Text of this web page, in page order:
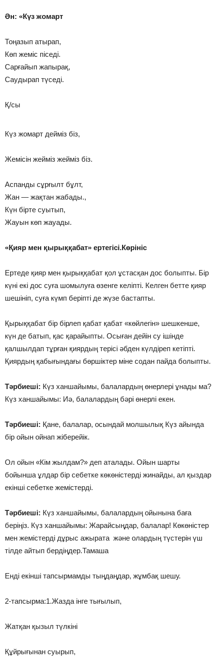
Ән: «Күз жомарт
Тоңазып атырап,
Көп жеміс піседі.
Сарғайып жапырақ,
Саудырап түседі.
Қ/сы
Күз жомарт дейміз біз,
Жемісін жейміз жейміз біз.
Аспанды сұрғылт бұлт,
Жан — жақтан жабады.,
Күн бірте суытып,
Жауын көп жауады.
«Қияр мен қырыққабат» ертегісі.Көрініс
Ертеде қияр мен қырыққабат қол ұстасқан дос болыпты. Бір
күні екі дос суға шомылуға өзенге келіпті. Келген бетте қияр
шешініп, суға күмп беріпті де жүзе бастапты.
Қырыққабат бір бірлеп қабат қабат «көйлегін» шешкенше,
күн де батып, қас қарайыпты. Осыған дейін су ішінде
қалшылдап тұрған қиярдың терісі әбден күлдіреп кетіпті.
Қиярдың қабығындағы бөршіктер міне содан пайда болыпты.
Тәрбиеші: Күз ханшайымы, балалардың өнерлері ұнады ма?
Күз ханшайымы: Иә, балалардың бәрі өнерлі екен.
Тәрбиеші: Қане, балалар, осындай молшылық Күз айында
бір ойын ойнап жіберейік.
Ол ойын «Кім жылдам?» деп аталады. Ойын шарты
бойынша ұлдар бір себетке көкөністерді жинайды, ал қыздар
екінші себетке жемістерді.
Тәрбиеші: Күз ханшайымы, балалардың ойынына баға
беріңіз. Күз ханшайымы: Жарайсыңдар, балалар! Көкөністер
мен жемістерді дұрыс ажырата және олардың түстерін үш
тілде айтып бердіңдер.Тамаша
Енді екінші тапсырмамды тыңдаңдар, жұмбақ шешу.
2-тапсырма:1.Жазда інге тығылып,
Жатқан қызыл түлкіні
Құйрығынан суырып,